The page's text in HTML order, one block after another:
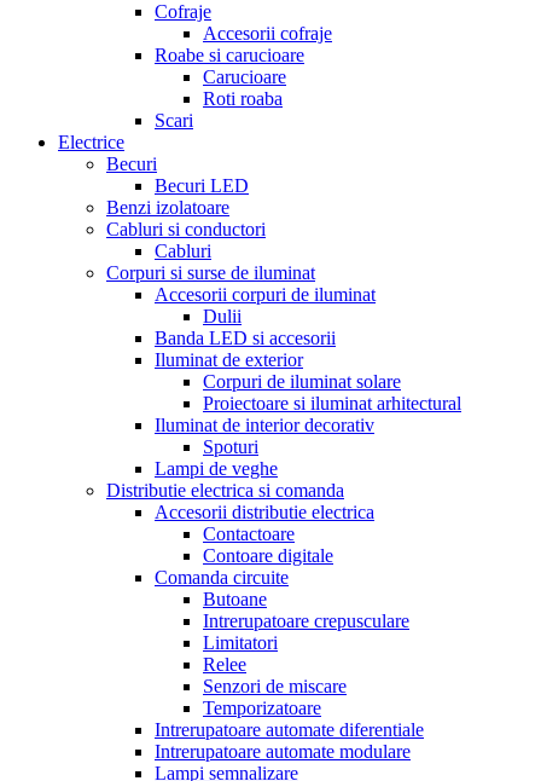
Cofraje
Accesorii cofraje
Roabe si carucioare
Carucioare
Roti roaba
Scari
Electrice
Becuri
Becuri LED
Benzi izolatoare
Cabluri si conductori
Cabluri
Corpuri si surse de iluminat
Accesorii corpuri de iluminat
Dulii
Banda LED si accesorii
Iluminat de exterior
Corpuri de iluminat solare
Proiectoare si iluminat arhitectural
Iluminat de interior decorativ
Spoturi
Lampi de veghe
Distributie electrica si comanda
Accesorii distributie electrica
Contactoare
Contoare digitale
Comanda circuite
Butoane
Intrerupatoare crepusculare
Limitatori
Relee
Senzori de miscare
Temporizatoare
Intrerupatoare automate diferentiale
Intrerupatoare automate modulare
Lampi semnalizare